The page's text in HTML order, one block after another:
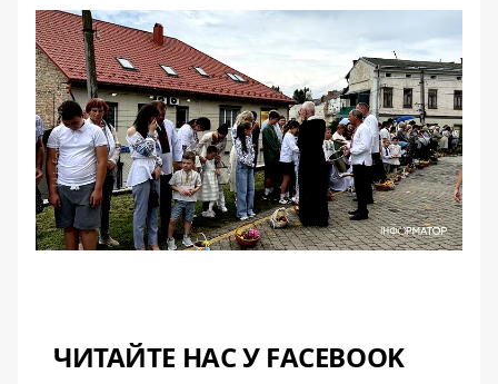
ЧИТАЙТЕ НАС У FACEBOOK